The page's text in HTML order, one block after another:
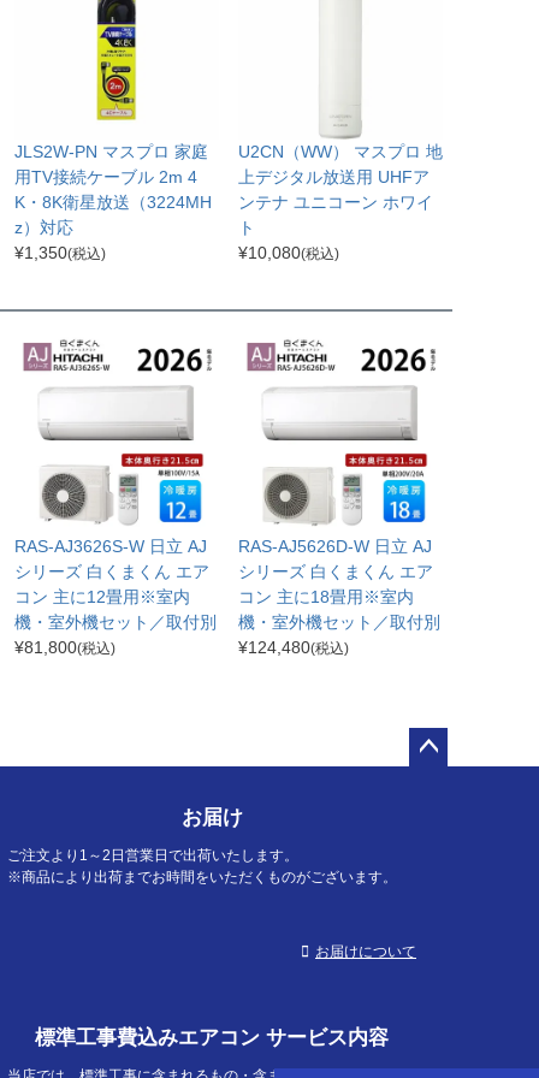
JLS2W-PN マスプロ 家庭
用TV接続ケーブル 2m 4
K・8K衛星放送（3224MH
z）対応
¥1,350(税込)
U2CN（WW） マスプロ 地
上デジタル放送用 UHFア
ンテナ ユニコーン ホワイ
ト
¥10,080(税込)
RAS-AJ3626S-W 日立 AJ
シリーズ 白くまくん エア
コン 主に12畳用※室内
機・室外機セット／取付別
¥81,800(税込)
RAS-AJ5626D-W 日立 AJ
シリーズ 白くまくん エア
コン 主に18畳用※室内
機・室外機セット／取付別
¥124,480(税込)
お届け
ご注文より1～2日営業日で出荷いたします。
※商品により出荷までお時間をいただくものがございます。
お届けについて
標準工事費込みエアコン サービス内容